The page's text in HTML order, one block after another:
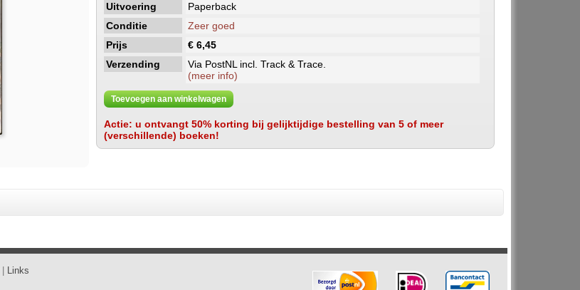
Uitvoering
Paperback
Conditie
Zeer goed
Prijs
€ 6,45
Verzending
Via PostNL incl. Track & Trace.
(meer info)
Toevoegen aan winkelwagen
Actie: u ontvangt 50% korting bij gelijktijdige bestelling van 5 of meer
(verschillende) boeken!
Links